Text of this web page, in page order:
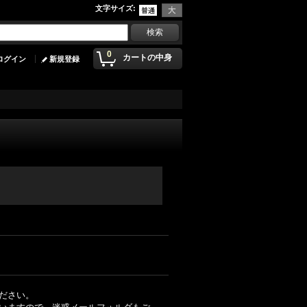
文字サイズ:
0 カートの中身
グイン 新規登録
さい。